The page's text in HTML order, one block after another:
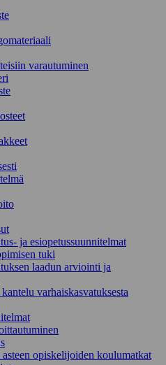
varautuminen
ja esiopetussuunnitelmat
tuki
laadun arviointi ja
varhaiskasvatuksesta
asteen opiskelijoiden koulumatkat